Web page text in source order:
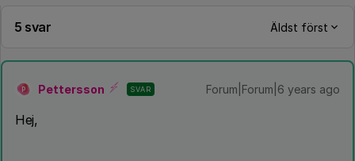
5 svar Äldst först
P Pettersson SVAR Forum|Forum|6 years ago
Hej,